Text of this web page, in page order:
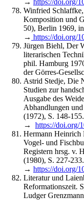
→ https://doi.org/
Winfried
Komposition und
50), Berlin 1969,
→ https://doi.org/
Jürgen Biehl, Der
literarischen
phil. Hamburg
der Görres-
Astrid Stedje, Die
Studien zur
Ausgabe des
Abhandlungen
(1972), S. 148-155.
→ https://doi.org/
Hermann Heinrich
Vogel- und
Registern hrsg. v.
(1980), S. 227-233.
→ https://doi.org/
Literatur und
Reformationszeit.
Ludger